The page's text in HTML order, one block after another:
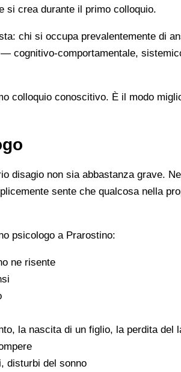
si crea durante il primo colloquio.
chi si occupa prevalentemente di
cognitivo-comportamentale,
colloquio conoscitivo. È il modo
disagio non sia abbastanza grave.
sente che qualcosa nella
psicologo a Prarostino:
ne risente
la nascita di un figlio, la perdita del
disturbi del sonno